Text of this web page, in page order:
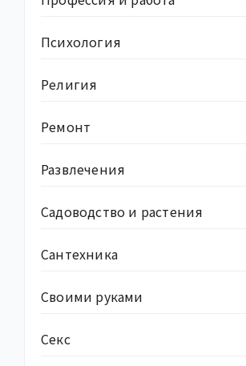
Психология
Религия
Ремонт
Развлечения
Садоводство и растения
Сантехника
Своими руками
Секс